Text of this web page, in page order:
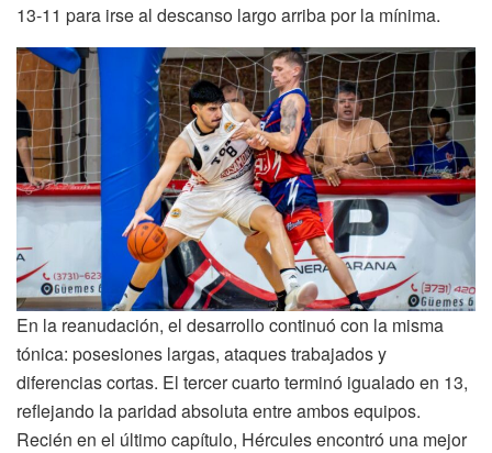
13-11 para irse al descanso largo arriba por la mínima.
En la reanudación, el desarrollo continuó con la misma
tónica: posesiones largas, ataques trabajados y
diferencias cortas. El tercer cuarto terminó igualado en 13,
reflejando la paridad absoluta entre ambos equipos.
Recién en el último capítulo, Hércules encontró una mejor